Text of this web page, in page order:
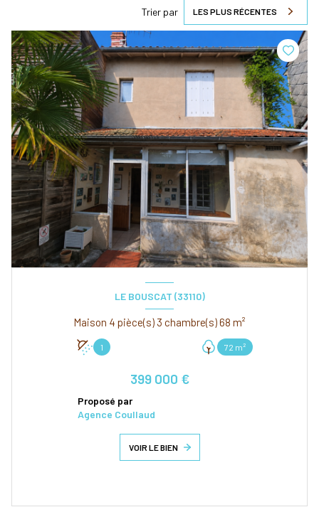
Trier par LES PLUS RÉCENTES
LE BOUSCAT (33110)
Maison 4 pièce(s) 3 chambre(s) 68 m²
1 72 m²
399 000 €
Proposé par
Agence Coullaud
VOIR LE BIEN